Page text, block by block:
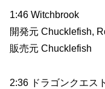
1:46 Witchbrook
開発元 Chucklefish,
販売元 Chucklefish
2:36 ドラゴンクエス